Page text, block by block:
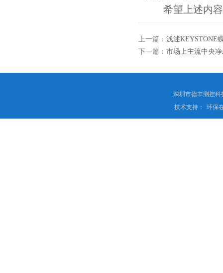
希望上述内容
上一篇： 浅述KEYSTONE
下一篇： 市场上主流中央
深圳市德丰测控
技术支持：
环保